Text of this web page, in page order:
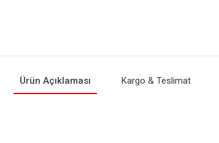
Ürün Açıklaması Kargo & Teslimat